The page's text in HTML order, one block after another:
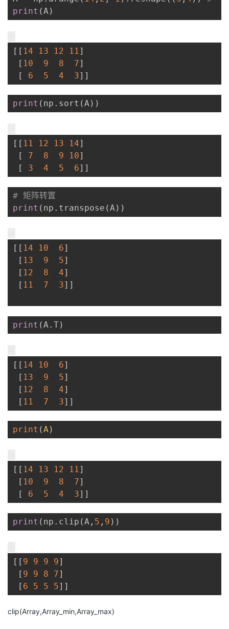
print (A)
[ [ 14 13 12 11]
[ 10 9 8 7]
[
6 5 4 3] ]
print ( np . sort (A) )
[ [ 11 12 13 14]
[
7 8 9 10]
[
3 4 5 6] ]
# 矩阵转置
print ( np . transpose (A) )
[ [ 14 10 6]
[ 13 9 5]
[ 12 8 4]
[ 11 7 3] ]
print (A. T)
[ [ 14 10 6]
[ 13 9 5]
[ 12 8 4]
[ 11 7 3] ]
print (A)
[ [ 14 13 12 11]
[ 10 9 8 7]
[
6 5 4 3] ]
print ( np . clip (A , 5 , 9 ) )
[ [ 9 9 9 9]
[ 9 9 8 7]
[ 6 5 5 5] ]
clip(Array,Array_min,Array_max)